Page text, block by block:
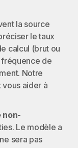
la source
le taux
calcul (brut ou
fréquence de
vous aider à
non-
Le modèle a
sera pas